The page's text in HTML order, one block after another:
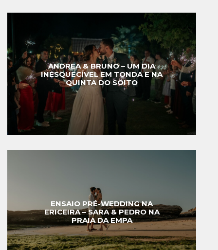
ANDREA & BRUNO – UM DIA
INESQUECÍVEL EM TONDA E NA
QUINTA DO SOITO
ENSAIO PRÉ-WEDDING NA
ERICEIRA – SARA & PEDRO NA
PRAIA DA EMPA